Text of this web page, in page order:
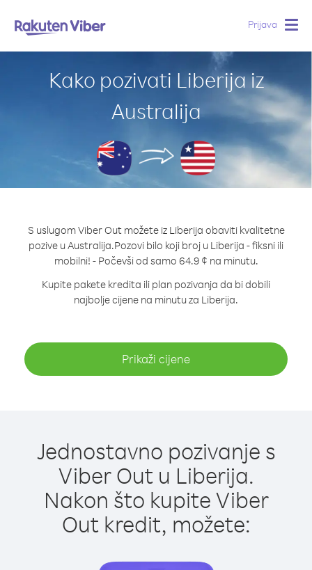
Prijava
Kako pozivati Liberija iz
Australija
S uslugom Viber Out možete iz Liberija obaviti kvalitetne
pozive u Australija.Pozovi bilo koji broj u Liberija - fiksni ili
mobilni! - Počevši od samo 64.9 ¢ na minutu.
Kupite pakete kredita ili plan pozivanja da bi dobili
najbolje cijene na minutu za Liberija.
Prikaži cijene
Jednostavno pozivanje s
Viber Out u Liberija.
Nakon što kupite Viber
Out kredit, možete: